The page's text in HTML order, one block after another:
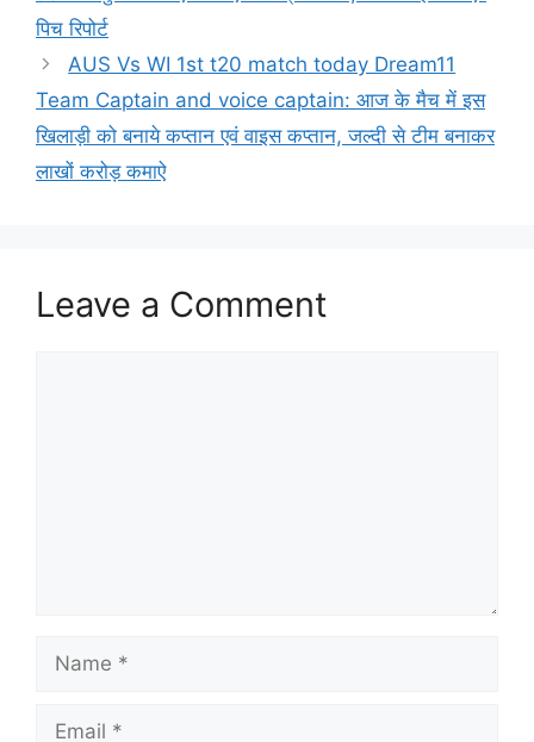
पिच रिपोर्ट
AUS Vs WI 1st t20 match today Dream11
Team Captain and voice captain: आज के मैच में इस
खिलाड़ी को बनाये कप्तान एवं वाइस कप्तान, जल्दी से टीम बनाकर
लाखों करोड़ कमाऐ
Leave a Comment
Name
Email